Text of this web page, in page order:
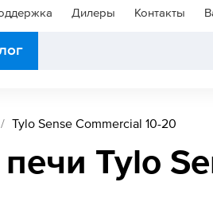
Дилеры Контакты
Tylo Sense Commercial 10-20
Tylo